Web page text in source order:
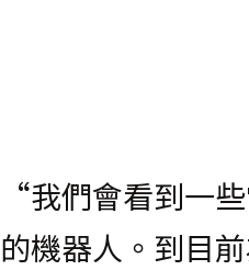
“我們會看到一
的機器人。到目